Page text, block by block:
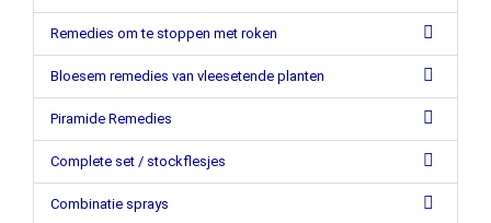
Remedies om te stoppen met roken
Bloesem remedies van vleesetende planten
Piramide Remedies
Complete set / stockflesjes
Combinatie sprays